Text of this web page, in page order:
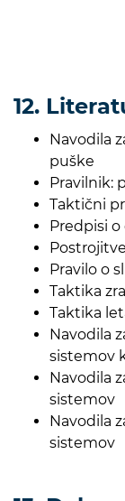
12.
Navodila
puške
Pravilnik:
Taktični
Predpisi
Pravilo o
Taktika
Taktika
Navodila
sistemov
Navodila
sistemov
Navodila
sistemov